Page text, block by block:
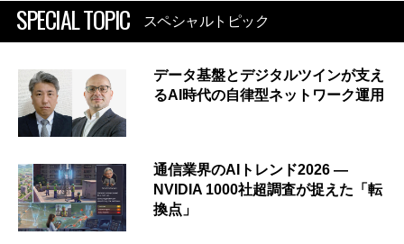
SPECIAL TOPIC スペシャルトピック
データ基盤とデジタルツインが支え
るAI時代の自律型ネットワーク運用
通信業界のAIトレンド2026 ―
NVIDIA 1000社超調査が捉えた「転
換点」